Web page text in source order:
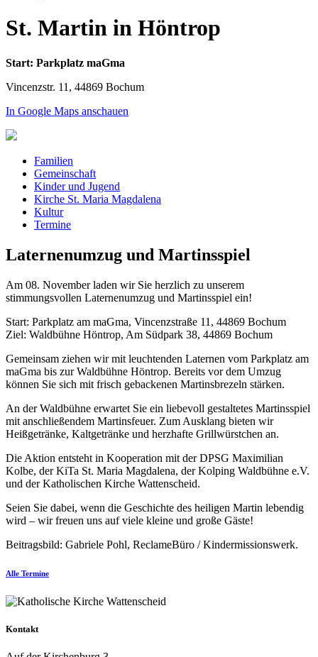
St. Martin in Höntrop
Start: Parkplatz maGma
Vincenzstr. 11, 44869 Bochum
In Google Maps anschauen
Familien
Gemeinschaft
Kinder und Jugend
Kirche St. Maria Magdalena
Kultur
Termine
Laternenumzug und Martinsspiel
Am 08. November laden wir Sie herzlich zu unserem
stimmungsvollen Laternenumzug und Martinsspiel ein!
Start: Parkplatz am maGma, Vincenzstraße 11, 44869 Bochum
Ziel: Waldbühne Höntrop, Am Südpark 38, 44869 Bochum
Gemeinsam ziehen wir mit leuchtenden Laternen vom Parkplatz am
maGma bis zur Waldbühne Höntrop. Bereits vor dem Umzug
können Sie sich mit frisch gebackenen Martinsbrezeln stärken.
An der Waldbühne erwartet Sie ein liebevoll gestaltetes Martinsspiel
mit anschließendem Martinsfeuer. Zum Ausklang bieten wir
Heißgetränke, Kaltgetränke und herzhafte Grillwürstchen an.
Die Aktion entsteht in Kooperation mit der DPSG Maximilian
Kolbe, der KiTa St. Maria Magdalena, der Kolping Waldbühne e.V.
und der Katholischen Kirche Wattenscheid.
Seien Sie dabei, wenn die Geschichte des heiligen Martin lebendig
wird – wir freuen uns auf viele kleine und große Gäste!
Beitragsbild: Gabriele Pohl, ReclameBüro / Kindermissionswerk.
Alle Termine
Kontakt